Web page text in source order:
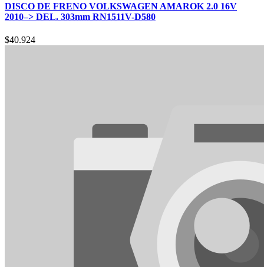
DISCO DE FRENO VOLKSWAGEN AMAROK 2.0 16V
2010–> DEL. 303mm RN1511V-D580
$40.924